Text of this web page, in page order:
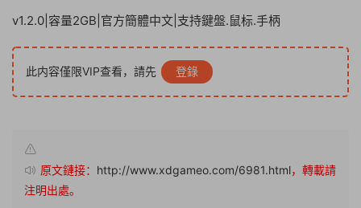
v1.2.0|容量2GB|官方簡體中文|支持鍵盤.鼠标.手柄
此内容僅限VIP查看，請先 登錄
原文鏈接： http://www.xdgameo.com/6981.html，轉載請
注明出處。